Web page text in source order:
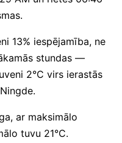
13% iespējamība, ne
stundas —
2°C virs ierastās
ar maksimālo
tuvu 21°C.